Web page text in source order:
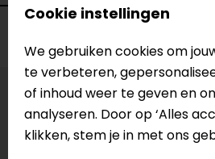
Vestiging Apeldoorn
Vestiging Breda
Cookie instellingen
We gebruiken cookies om
te verbeteren,
of inhoud weer te geven en
analyseren. Door op ‘Alles
klikken, stem je in met ons